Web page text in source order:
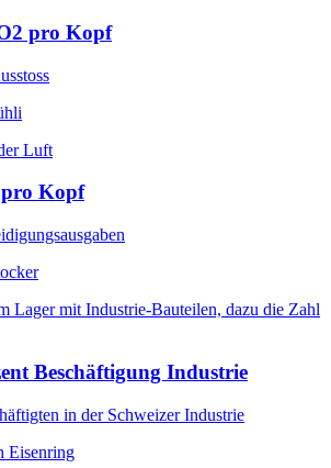
pro Kopf
Kopf
Beschäftigung Industrie
in der Schweizer Industrie
Eisenring